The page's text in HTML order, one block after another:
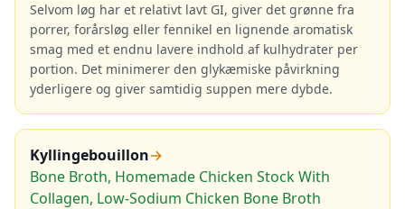
Selvom løg har et relativt lavt GI, giver det grønne fra
porrer, forårsløg eller fennikel en lignende aromatisk
smag med et endnu lavere indhold af kulhydrater per
portion. Det minimerer den glykæmiske påvirkning
yderligere og giver samtidig suppen mere dybde.
Kyllingebouillon→
Bone Broth, Homemade Chicken Stock With
Collagen, Low-Sodium Chicken Bone Broth